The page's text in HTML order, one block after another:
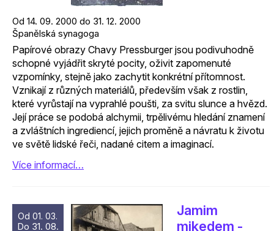
Od 14. 09. 2000 do 31. 12. 2000
Španělská synagoga
Papírové obrazy Chavy Pressburger jsou podivuhodně
schopné vyjádřit skryté pocity, oživit zapomenuté
vzpomínky, stejně jako zachytit konkrétní přítomnost.
Vznikají z různých materiálů, především však z rostlin,
které vyrůstají na vyprahlé poušti, za svitu slunce a hvězd.
Její práce se podobá alchymii, trpělivému hledání znamení
a zvláštních ingrediencí, jejich proměně a návratu k životu
ve světě lidské řeči, nadané citem a imaginací.
Více informací…
Od 01. 03.
Do 31. 08.
Jamim
mikedem -